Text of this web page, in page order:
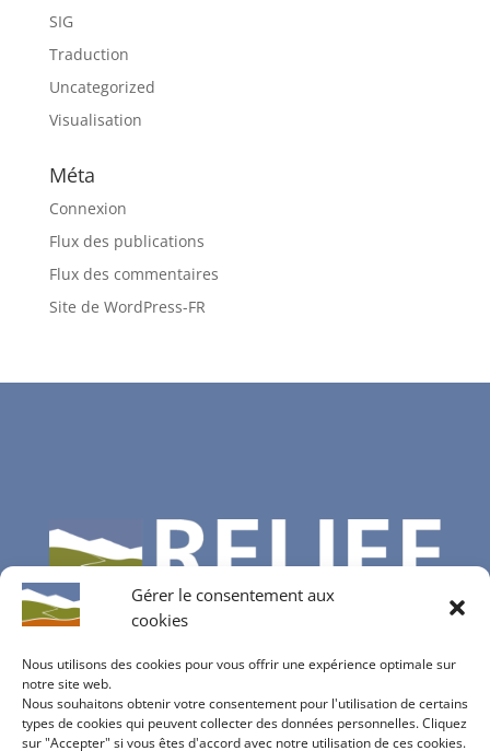
Gérer le consentement aux
cookies
Nous utilisons des cookies pour vous offrir une expérience optimale sur
notre site web.
Nous souhaitons obtenir votre consentement pour l'utilisation de certains
types de cookies qui peuvent collecter des données personnelles. Cliquez
sur "Accepter" si vous êtes d'accord avec notre utilisation de ces cookies.
SIG
Traduction
Uncategorized
Visualisation
Méta
Connexion
Flux des publications
Flux des commentaires
Site de WordPress-FR
Contactez-nous